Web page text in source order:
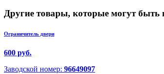
Другие товары, которые могут быть
Ограничитель двери
600 руб.
Заводской номер: 96649097